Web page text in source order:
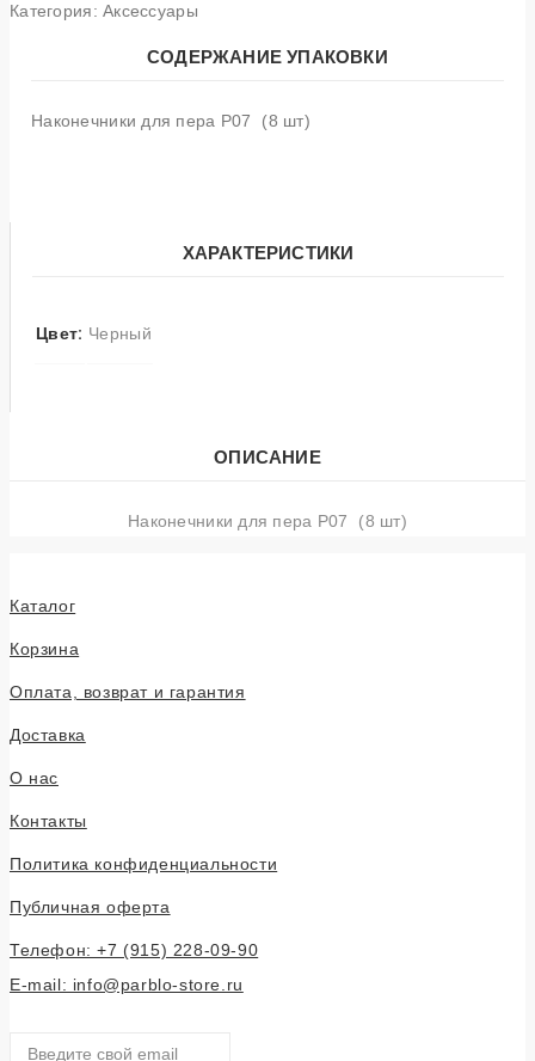
Категория:Аксессуары
СОДЕРЖАНИЕ УПАКОВКИ
Наконечники для пера P07 (8 шт)
ХАРАКТЕРИСТИКИ
Цвет: Черный
ОПИСАНИЕ
Наконечники для пера P07 (8 шт)
Каталог
Корзина
Оплата, возврат и гарантия
Доставка
О нас
Контакты
Политика конфиденциальности
Публичная оферта
Телефон: +7 (915) 228-09-90
E-mail: info@parblo-store.ru